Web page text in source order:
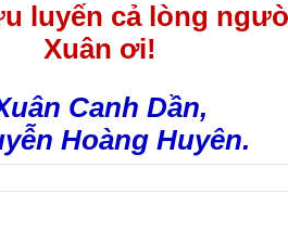
luyến cả lòng
Xuân ơi!
Canh Dần,
Hoàng Huyên.